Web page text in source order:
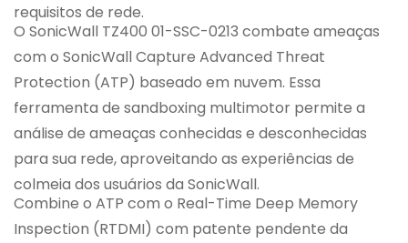
requisitos de rede.
O SonicWall TZ400 01-SSC-0213 combate ameaças
com o SonicWall Capture Advanced Threat
Protection (ATP) baseado em nuvem. Essa
ferramenta de sandboxing multimotor permite a
análise de ameaças conhecidas e desconhecidas
para sua rede, aproveitando as experiências de
colmeia dos usuários da SonicWall.
Combine o ATP com o Real-Time Deep Memory
Inspection (RTDMI) com patente pendente da